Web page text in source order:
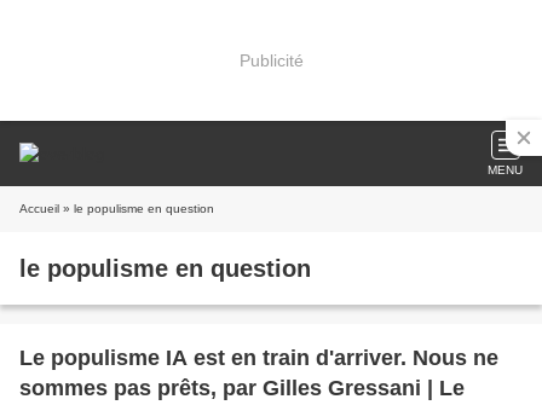
Publicité
MENU
Accueil » le populisme en question
le populisme en question
Le populisme IA est en train d'arriver. Nous ne
sommes pas prêts, par Gilles Gressani | Le